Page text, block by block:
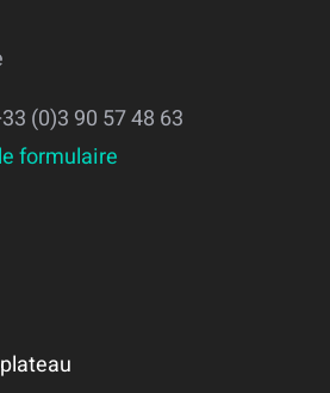
(0)3 90 57 48 63
formulaire